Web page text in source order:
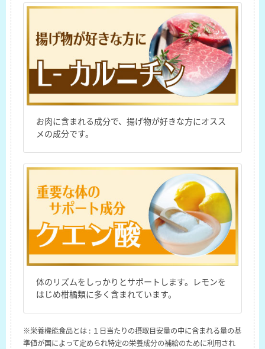
お肉に含まれる成分で、揚げ物が好きな方にオスス
メの成分です。
体のリズムをしっかりとサポートします。レモンを
はじめ柑橘類に多く含まれています。
※栄養機能食品とは : １日当たりの摂取目安量の中に含まれる量の基
準値が国によって定められ特定の栄養成分の補給のために利用され